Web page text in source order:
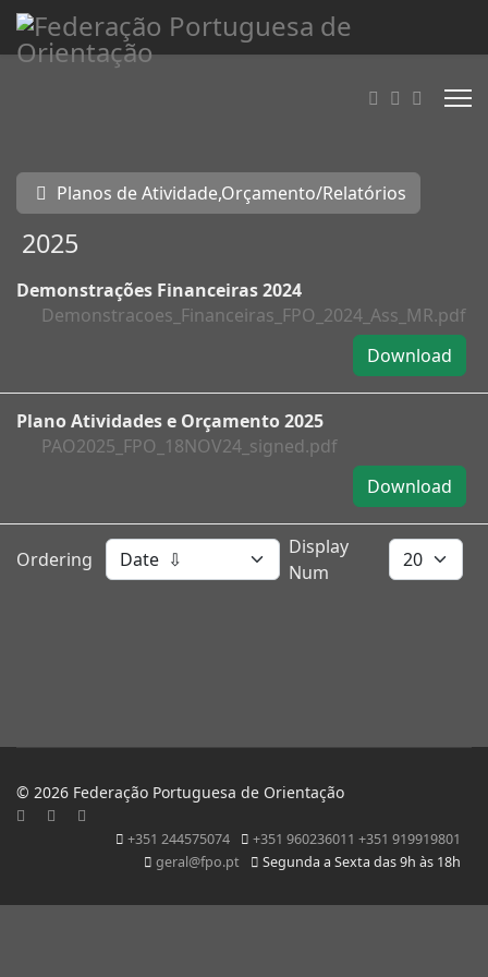
Planos de Atividade,Orçamento/Relatórios
2025
Demonstrações Financeiras 2024
Demonstracoes_Financeiras_FPO_2024_Ass_MR.pdf
Download
Plano Atividades e Orçamento 2025
PAO2025_FPO_18NOV24_signed.pdf
Download
Ordering
Display
Num
© 2026 Federação Portuguesa de Orientação
+351 244575074
+351 960236011 +351 919919801
geral@fpo.pt
Segunda a Sexta das 9h às 18h